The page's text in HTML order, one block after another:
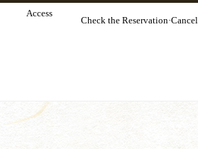
Access
Check the Reservation·Cancel